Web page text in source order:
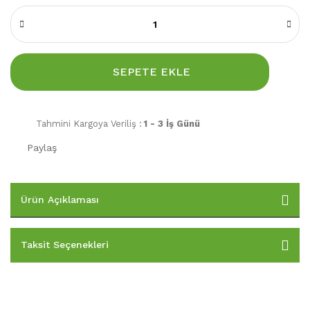
SEPETE EKLE
Tahmini Kargoya Veriliş : 1 - 3 İş Günü
Paylaş
Ürün Açıklaması
Taksit Seçenekleri